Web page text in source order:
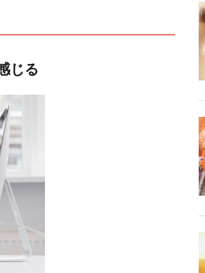
じる